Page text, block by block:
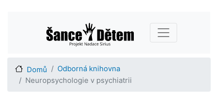
hlavnímu
obsahu
Main navigation
Domů
Odborná knihovna
Neuropsychologie v psychiatrii